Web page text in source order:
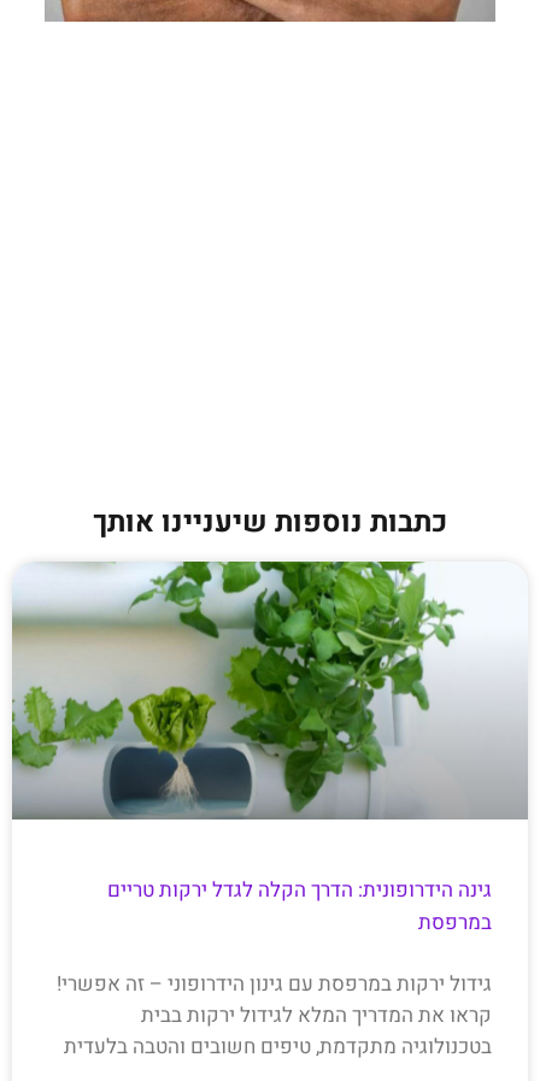
כתבות נוספות שיעניינו אותך
גינה הידרופונית: הדרך הקלה לגדל ירקות טריים
במרפסת
גידול ירקות במרפסת עם גינון הידרופוני – זה אפשרי!
קראו את המדריך המלא לגידול ירקות בבית
בטכנולוגיה מתקדמת, טיפים חשובים והטבה בלעדית